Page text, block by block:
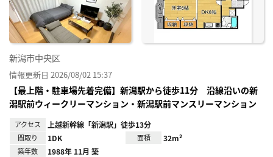
録
新潟市中央区
情報更新日 2026/08/02 15:37
【最上階・駐車場先着完備】新潟駅から徒歩11分 沿線沿いの新
潟駅前ウィークリーマンション・新潟駅前マンスリーマンション
アクセス 上越新幹線「新潟駅」徒歩13分
間取り 1DK 面積 32m²
築年数 1988年 11月 築